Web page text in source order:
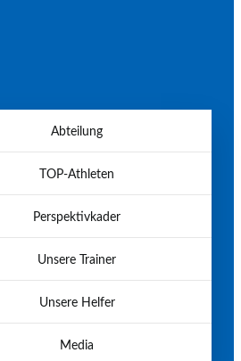
Abteilung
TOP-Athleten
Perspektivkader
Unsere Trainer
Unsere Helfer
Media